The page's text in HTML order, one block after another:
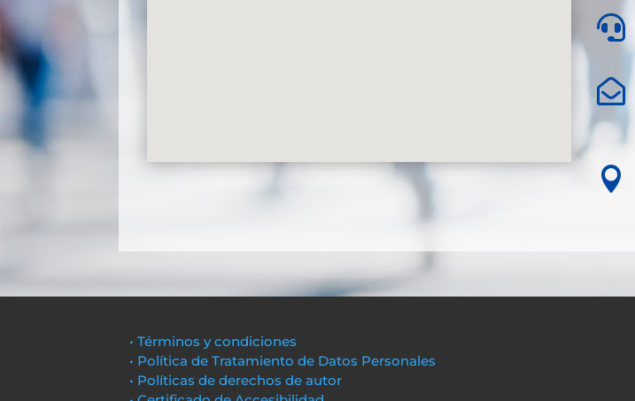



• Términos y condiciones
• Política de Tratamiento de Datos Personales
• Políticas de derechos de autor